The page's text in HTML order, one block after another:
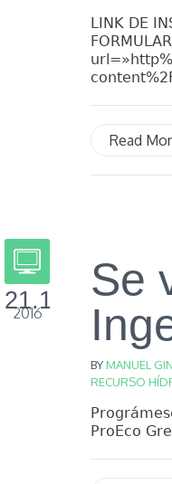
LINK DE
Read
21.10
2016
Se
BYMANUEL
RECURSO
ProEco